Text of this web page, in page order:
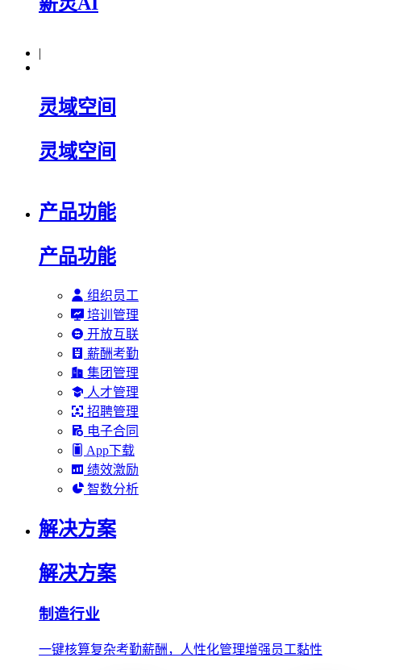
|
灵域空间
灵域空间
产品功能
产品功能
组织员工
培训管理
开放互联
薪酬考勤
集团管理
人才管理
招聘管理
电子合同
App下载
绩效激励
智数分析
解决方案
解决方案
制造行业
一键核算复杂考勤薪酬，人性化管理增强员工黏性